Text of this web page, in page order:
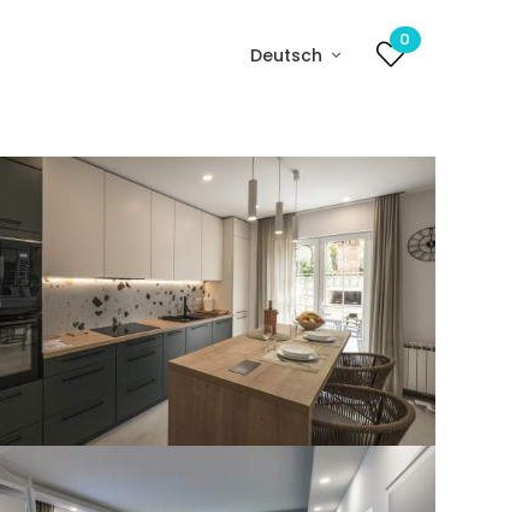
Deutsch
0